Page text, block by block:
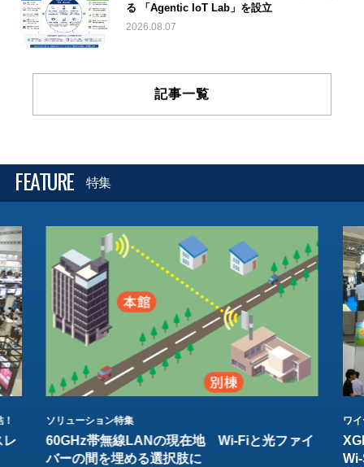
る 「Agentic IoT Lab」を設立
2026.08.07
記事一覧
FEATURE 特集
レ
ソリューション特集
60GHz帯無線LANの現在地 Wi-Fiと光ファイ
バーの間を埋める選択肢に
ワ